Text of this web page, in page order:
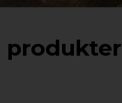
produkter